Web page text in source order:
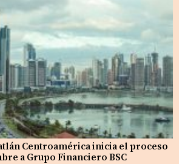
Centroamérica inicia el proceso
a Grupo Financiero BSC